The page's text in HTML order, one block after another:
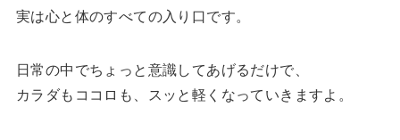
実は心と体のすべての入り口です。
日常の中でちょっと意識してあげるだけで、
カラダもココロも、スッと軽くなっていきますよ。